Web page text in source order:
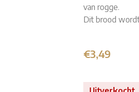
van rogge.
Dit brood
€3,49